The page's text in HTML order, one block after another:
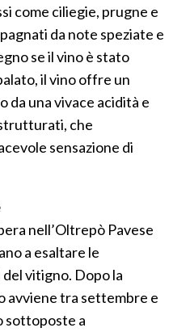
come ciliegie, prugne e
da note speziate e
se il vino è stato
il vino offre un
da una vivace acidità e
che
sensazione di
nell’Oltrepò Pavese
a esaltare le
vitigno. Dopo la
avviene tra settembre e
sottoposte a